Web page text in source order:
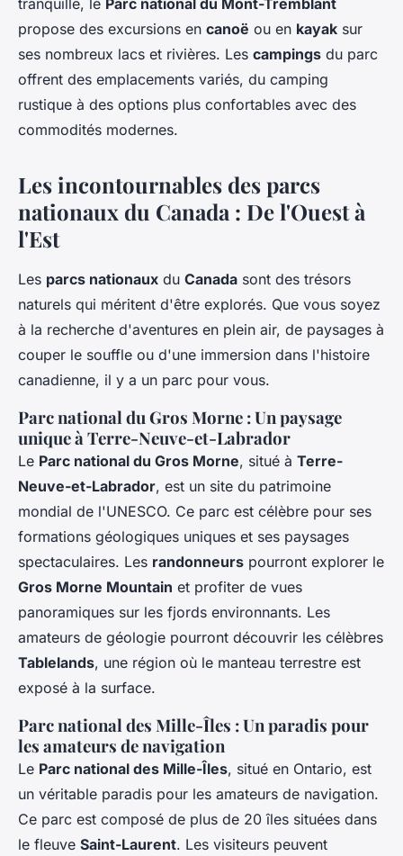
tranquille, le Parc national du Mont-Tremblant
propose des excursions en canoë ou en kayak sur
ses nombreux lacs et rivières. Les campings du parc
offrent des emplacements variés, du camping
rustique à des options plus confortables avec des
commodités modernes.
Les incontournables des parcs
nationaux du Canada : De l'Ouest à
l'Est
Les parcs nationaux du Canada sont des trésors
naturels qui méritent d'être explorés. Que vous soyez
à la recherche d'aventures en plein air, de paysages à
couper le souffle ou d'une immersion dans l'histoire
canadienne, il y a un parc pour vous.
Parc national du Gros Morne : Un paysage
unique à Terre-Neuve-et-Labrador
Le Parc national du Gros Morne, situé à Terre-
Neuve-et-Labrador, est un site du patrimoine
mondial de l'UNESCO. Ce parc est célèbre pour ses
formations géologiques uniques et ses paysages
spectaculaires. Les randonneurs pourront explorer le
Gros Morne Mountain et profiter de vues
panoramiques sur les fjords environnants. Les
amateurs de géologie pourront découvrir les célèbres
Tablelands, une région où le manteau terrestre est
exposé à la surface.
Parc national des Mille-Îles : Un paradis pour
les amateurs de navigation
Le Parc national des Mille-Îles, situé en Ontario, est
un véritable paradis pour les amateurs de navigation.
Ce parc est composé de plus de 20 îles situées dans
le fleuve Saint-Laurent. Les visiteurs peuvent